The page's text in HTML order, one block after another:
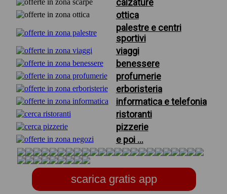
calzature
ottica
palestre e centri
sportivi
viaggi
benessere
profumerie
erboristeria
informatica e telefonia
ristoranti
pizzerie
e poi ...
scarica gratis app